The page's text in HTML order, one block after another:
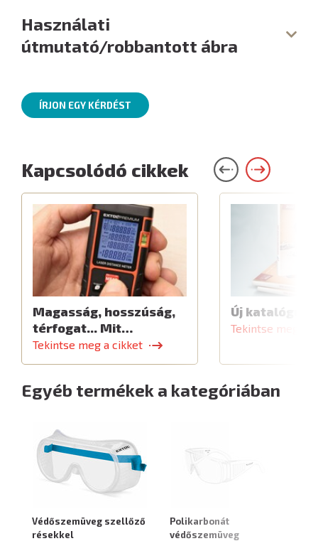
Használati
útmutató/robbantott ábra
ÍRJON EGY KÉRDÉST
Kapcsolódó cikkek
Magasság, hosszúság,
térfogat... Mit…
Tekintse meg a cikket
Új katalógus
Tekintse meg a
Egyéb termékek a kategóriában
Védőszemüveg szellőző
résekkel
Polikarbonát
védőszemüveg